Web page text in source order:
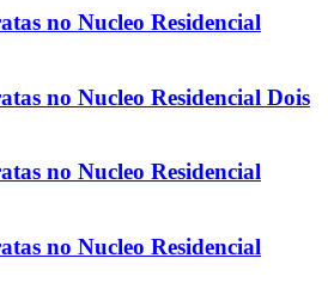
no Nucleo Residencial
no Nucleo Residencial Dois
no Nucleo Residencial
no Nucleo Residencial